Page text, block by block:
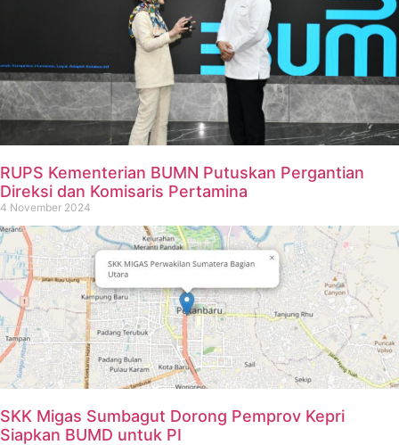
RUPS Kementerian BUMN Putuskan Pergantian
Direksi dan Komisaris Pertamina
4 November 2024
SKK Migas Sumbagut Dorong Pemprov Kepri
Siapkan BUMD untuk PI